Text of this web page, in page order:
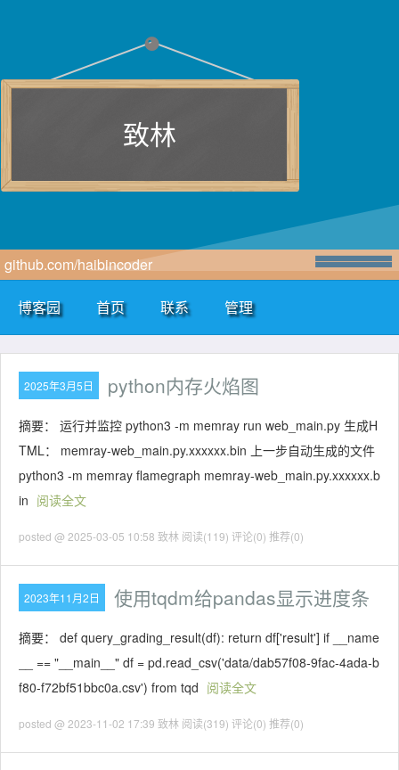
致林
github.com/haibincoder
博客园 首页 联系 管理
2025年3月5日 python内存火焰图
摘要： 运行并监控 python3 -m memray run web_main.py 生成H
TML： memray-web_main.py.xxxxxx.bin 上一步自动生成的文件
python3 -m memray flamegraph memray-web_main.py.xxxxxx.b
in 阅读全文
posted @ 2025-03-05 10:58 致林 阅读(119) 评论(0) 推荐(0)
2023年11月2日 使用tqdm给pandas显示进度条
摘要： def query_grading_result(df): return df['result'] if __name
__ == "__main__" df = pd.read_csv('data/dab57f08-9fac-4ada-b
f80-f72bf51bbc0a.csv') from tqd 阅读全文
posted @ 2023-11-02 17:39 致林 阅读(319) 评论(0) 推荐(0)